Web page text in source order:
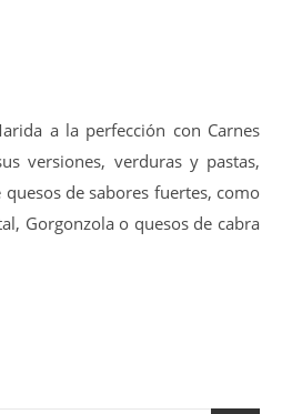
post-gusto afrutado-balsámico.